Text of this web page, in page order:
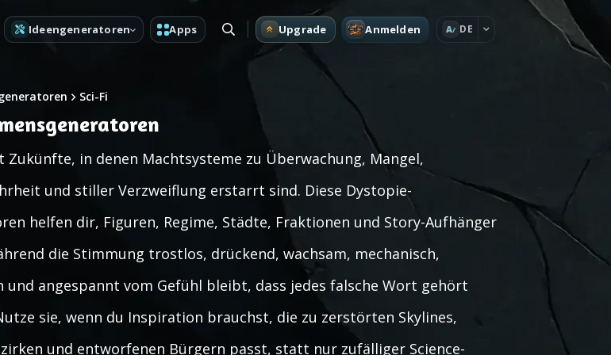
Ideengeneratoren Apps Upgrade Anmelden A DE
Sci-Fi
in denen Machtsysteme zu Überwachung, Mangel,
und stiller Verzweiflung erstarrt sind. Diese Dystopie-
helfen dir, Figuren, Regime, Städte, Fraktionen und Story-Aufhänger
die Stimmung trostlos, drückend, wachsam, mechanisch,
und angespannt vom Gefühl bleibt, dass jedes falsche Wort gehört
sie, wenn du Inspiration brauchst, die zu zerstörten Skylines,
und entworfenen Bürgern passt, statt nur zufälliger Science-